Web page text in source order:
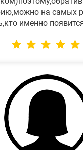
на самых
именно